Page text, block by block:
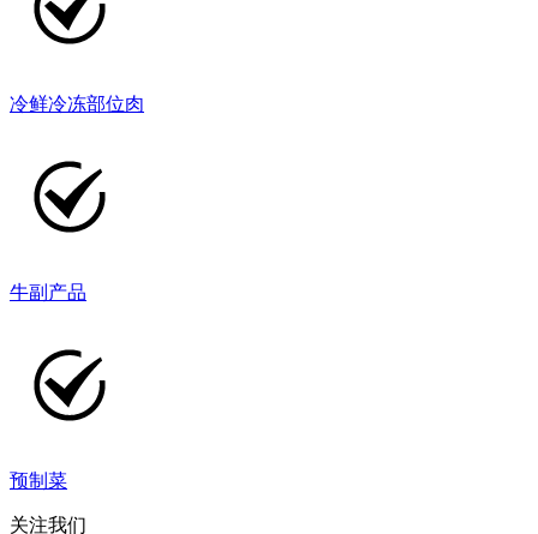
冷鲜冷冻部位肉
牛副产品
预制菜
关注我们